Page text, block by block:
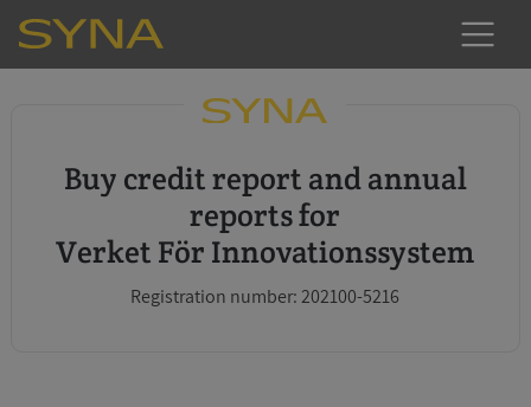
Buy credit report and annual
reports for
Verket För Innovationssystem
Registration number: 202100-5216